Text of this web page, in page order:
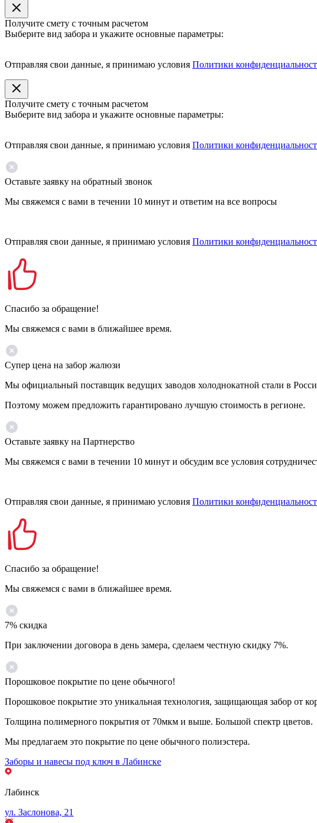
Получите смету с точным расчетом
Выберите вид забора и укажите основные параметры:
Отправляя свои данные, я принимаю условия Политики
Получите смету с точным расчетом
Выберите вид забора и укажите основные параметры:
Отправляя свои данные, я принимаю условия Политики
Оставьте заявку на обратный звонок
Мы свяжемся с вами в течении 10 минут и ответим на все вопросы
Отправляя свои данные, я принимаю условия Политики
Спасибо за обращение!
Мы свяжемся с вами в ближайшее время.
Супер цена на забор жалюзи
Мы официальный поставщик ведущих заводов холоднокатной стали в
Поэтому можем предложить гарантировано лучшую стоимость в регионе.
Оставьте заявку на Партнерство
Мы свяжемся с вами в течении 10 минут и обсудим все условия
Отправляя свои данные, я принимаю условия Политики
Спасибо за обращение!
Мы свяжемся с вами в ближайшее время.
7% скидка
При заключении договора в день замера, сделаем честную скидку 7%.
Порошковое покрытие по цене обычного!
Порошковое покрытие это уникальная технология, защищающая забор от
Толщина полимерного покрытия от 70мкм и выше. Большой спектр цветов.
Мы предлагаем это покрытие по цене обычного полиэстера.
Заборы и навесы под ключ в Лабинске
Лабинск
ул. Заслонова, 21